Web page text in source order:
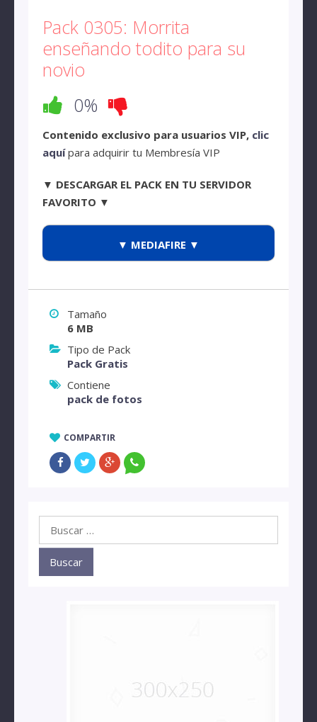
Pack 0305: Morrita
enseñando todito para su
novio
0%
Contenido exclusivo para usuarios VIP, clic
aquípara adquirir tu Membresía VIP
▼ DESCARGAR EL PACK EN TU SERVIDOR
FAVORITO ▼
▼ MEDIAFIRE ▼
Tamaño
6 MB
Tipo de Pack
Pack Gratis
Contiene
pack de fotos
COMPARTIR